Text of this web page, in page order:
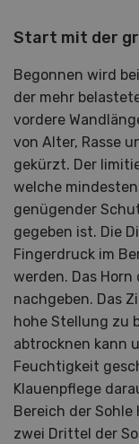
Start mit der
Begonnen wird
der mehr
vordere
von Alter, Rasse
gekürzt. Der
welche
genügender
gegeben ist. Die
Fingerdruck im
werden. Das
nachgeben. Das
hohe Stellung zu
abtrocknen kann
Feuchtigkeit
Klauenpflege
Bereich der
zwei Drittel der